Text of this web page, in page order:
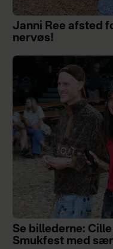
Janni Ree afsted
nervøs!
Se billederne:
Smukfest med